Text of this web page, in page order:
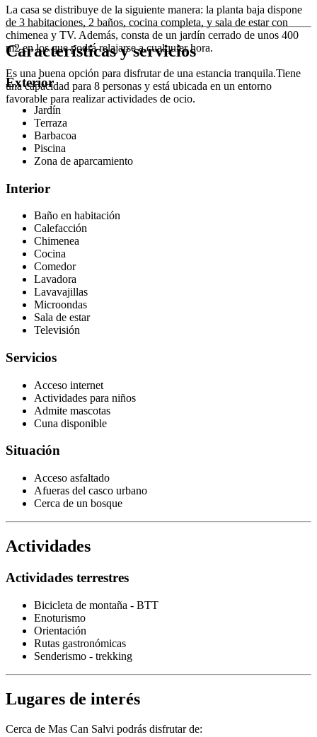
La casa se distribuye de la siguiente manera: la planta baja dispone
de 3 habitaciones, 2 baños, cocina completa, y sala de estar con
chimenea y TV. Además, consta de un jardín cerrado de unos 400
m2 en los que podrá relajarse a cualquier hora.
Es una buena opción para disfrutar de una estancia tranquila.Tiene
una capacidad para 8 personas y está ubicada en un entorno
favorable para realizar actividades de ocio.
Características y servicios
Exterior
Jardín
Terraza
Barbacoa
Piscina
Zona de aparcamiento
Interior
Baño en habitación
Calefacción
Chimenea
Cocina
Comedor
Lavadora
Lavavajillas
Microondas
Sala de estar
Televisión
Servicios
Acceso internet
Actividades para niños
Admite mascotas
Cuna disponible
Situación
Acceso asfaltado
Afueras del casco urbano
Cerca de un bosque
Actividades
Actividades terrestres
Bicicleta de montaña - BTT
Enoturismo
Orientación
Rutas gastronómicas
Senderismo - trekking
Lugares de interés
Cerca de Mas Can Salvi podrás disfrutar de: